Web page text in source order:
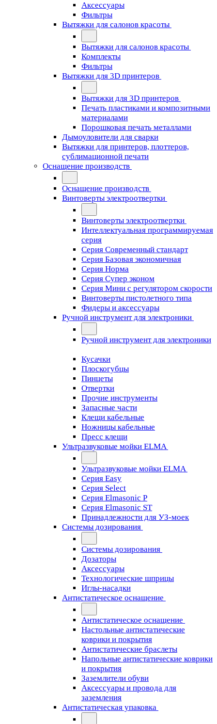
Аксессуары
Фильтры
Вытяжки для салонов красоты
Вытяжки для салонов красоты
Комплекты
Фильтры
Вытяжки для 3D принтеров
Вытяжки для 3D принтеров
Печать пластиками и композитными
материалами
Порошковая печать металлами
Дымоуловители для сварки
Вытяжки для принтеров, плоттеров,
сублимационной печати
Оснащение производств
Оснащение производств
Винтоверты электроотвертки
Винтоверты электроотвертки
Интеллектуальная программируемая
серия
Серия Современный стандарт
Серия Базовая экономичная
Серия Норма
Серия Cупер эконом
Серия Мини с регулятором скорости
Винтоверты пистолетного типа
Фидеры и аксессуары
Ручной инструмент для электроники
Ручной инструмент для электроники
Кусачки
Плоскогубцы
Пинцеты
Отвертки
Прочие инструменты
Запасные части
Клещи кабельные
Ножницы кабельные
Пресс клещи
Ультразвуковые мойки ELMA
Ультразвуковые мойки ELMA
Серия Easy
Серия Select
Серия Elmasonic P
Серия Elmasonic ST
Принадлежности для УЗ-моек
Системы дозирования
Системы дозирования
Дозаторы
Аксессуары
Технологические шприцы
Иглы-насадки
Антистатическое оснащение
Антистатическое оснащение
Настольные антистатические
коврики и покрытия
Антистатические браслеты
Напольные антистатические коврики
и покрытия
Заземлители обуви
Аксессуары и провода для
заземления
Антистатическая упаковка